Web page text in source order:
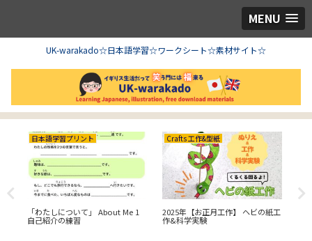
MENU
UK-warakado☆日本語学習☆ワークシート☆素材サイト☆
日本語学習プリント
「わたしについて」 About Me 1
自己紹介の練習
Crafts 工作&型紙
2025年【お正月工作】 ヘビの紙工
作&科学実験